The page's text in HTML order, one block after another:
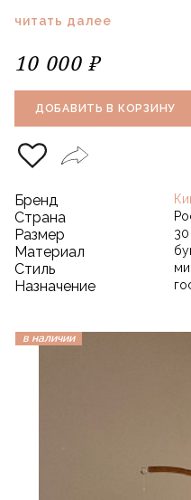
читать далее
10 000 ₽
ДОБАВИТЬ В КОРЗИНУ
Бренд
Страна
Размер
Материал
Стиль
Назначение
в наличии